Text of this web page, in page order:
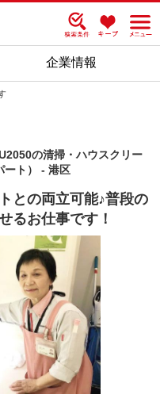
企業情報
の清掃・ハウスクリー
ート） - 港区
との両立可能♪普段の
るお仕事です！